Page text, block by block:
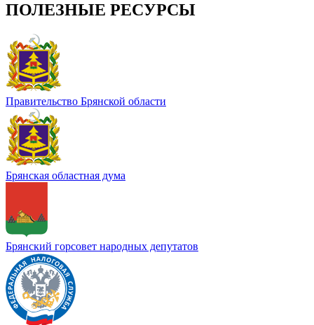
ПОЛЕЗНЫЕ РЕСУРСЫ
Правительство Брянской области
Брянская областная дума
Брянский горсовет народных депутатов